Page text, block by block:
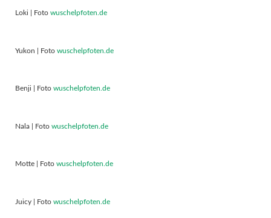
Loki | Foto wuschelpfoten.de
Yukon | Foto wuschelpfoten.de
Benji | Foto wuschelpfoten.de
Nala | Foto wuschelpfoten.de
Motte | Foto wuschelpfoten.de
Juicy | Foto wuschelpfoten.de